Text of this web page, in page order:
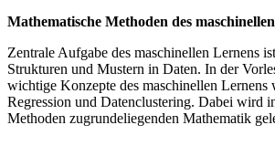
Mathematische Methoden des
Zentrale Aufgabe des maschinellen Lernens
Strukturen und Mustern in Daten. In der
wichtige Konzepte des maschinellen
Regression und Datenclustering. Dabei wird
Methoden zugrundeliegenden Mathematik